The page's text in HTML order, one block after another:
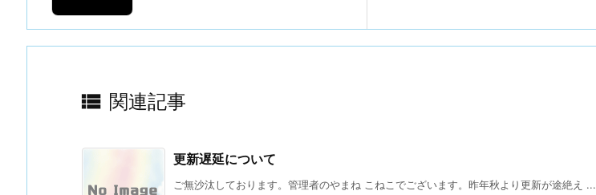
 関連記事
更新遅延について
ご無沙汰しております。管理者のやまね こねこでございます。昨年秋より更新が途絶え ...